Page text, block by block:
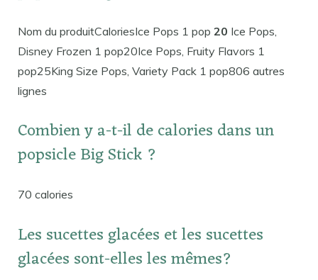
Nom du produitCaloriesIce Pops 1 pop 20 Ice Pops,
Disney Frozen 1 pop20Ice Pops, Fruity Flavors 1
pop25King Size Pops, Variety Pack 1 pop806 autres
lignes
Combien y a-t-il de calories dans un
popsicle Big Stick ?
70 calories
Les sucettes glacées et les sucettes
glacées sont-elles les mêmes?